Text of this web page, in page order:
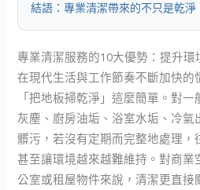
結語：專業清潔帶來的不只是乾
專業清潔服務的10大優勢：提升環
在現代生活與工作節奏不斷加快的
「把地板掃乾淨」這麼簡單。對
灰塵、廚房油垢、浴室水垢、冷氣
髒污，若沒有定期而完整地處理，
甚至讓環境越來越難維持。對商業
公室或租屋物件來說，清潔更直接